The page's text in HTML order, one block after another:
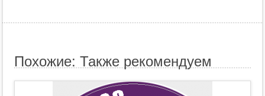
Похожие: Также рекомендуем